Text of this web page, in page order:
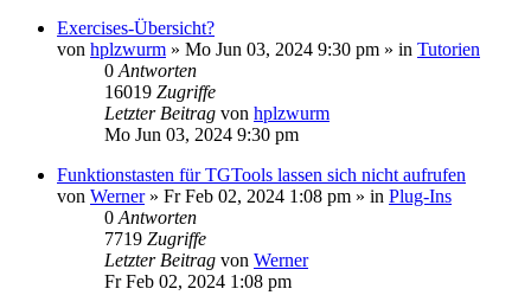
Exercises-Übersicht?
von hplzwurm » Mo Jun 03, 2024 9:30 pm » in Tutorien
0 Antworten
16019 Zugriffe
Letzter Beitrag von hplzwurm
Mo Jun 03, 2024 9:30 pm
Funktionstasten für TGTools lassen sich nicht aufrufen
von Werner» Fr Feb 02, 2024 1:08 pm » in Plug-Ins
0 Antworten
7719 Zugriffe
Letzter Beitrag von Werner
Fr Feb 02, 2024 1:08 pm